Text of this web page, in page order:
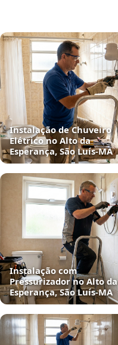
Instalação de Chuveiro
Elétrico no Alto da
Esperança, São Luís‑MA
Instalação com
Pressurizador no Alto da
Esperança, São Luís‑MA